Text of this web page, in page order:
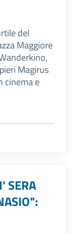
del
Maggiore
Magirus
cinema e
SERA